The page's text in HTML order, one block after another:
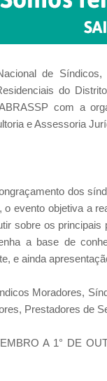
de
do
com a
e Assessoria
dos
o evento objetiva a
sobre os
a base de
e ainda
Moradores,
Prestadores de
A 1° DE